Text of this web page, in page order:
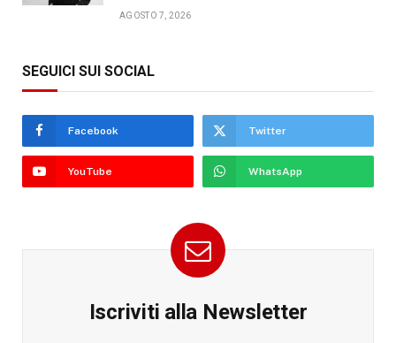
AGOSTO 7, 2026
SEGUICI SUI SOCIAL
Facebook Twitter
YouTube WhatsApp
Iscriviti alla Newsletter